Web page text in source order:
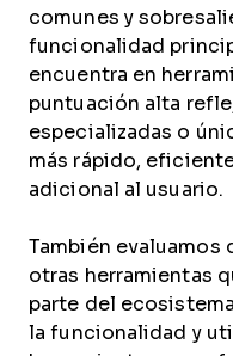
comunes y
funcionalidad
encuentra en
puntuación alta
especializadas o
más rápido,
adicional al usuario.
También
otras herramientas
parte del
la funcionalidad y